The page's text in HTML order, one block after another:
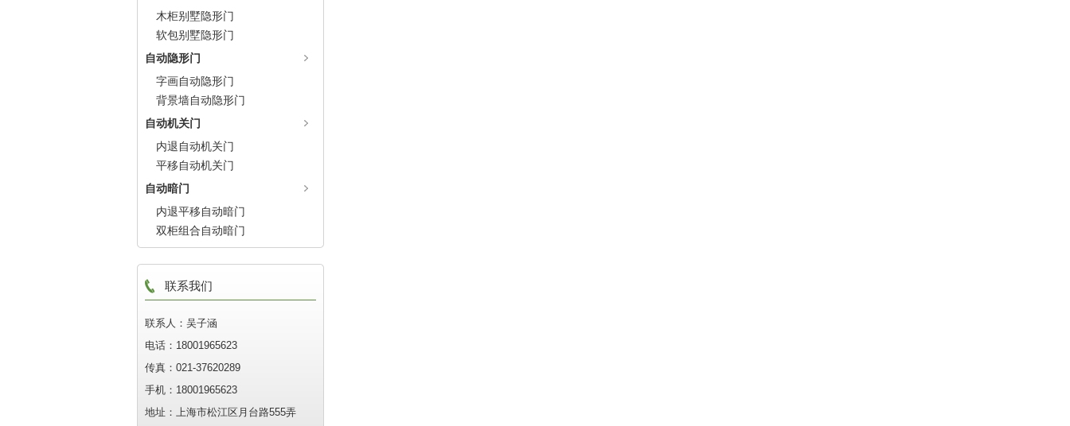
木柜别墅隐形门
软包别墅隐形门
自动隐形门
字画自动隐形门
背景墙自动隐形门
自动机关门
内退自动机关门
平移自动机关门
自动暗门
内退平移自动暗门
双柜组合自动暗门
联系我们
联系人：吴子涵
电话：18001965623
传真：021-37620289
手机：18001965623
地址：上海市松江区月台路555弄